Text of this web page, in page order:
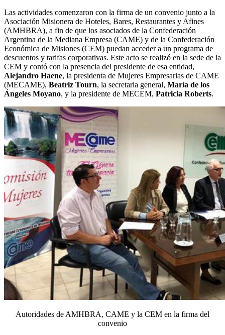
Las actividades comenzaron con la firma de un convenio junto a la
Asociación Misionera de Hoteles, Bares, Restaurantes y Afines
(AMHBRA), a fin de que los asociados de la Confederación
Argentina de la Mediana Empresa (CAME) y de la Confederación
Económica de Misiones (CEM) puedan acceder a un programa de
descuentos y tarifas corporativas. Este acto se realizó en la sede de la
CEM y contó con la presencia del presidente de esa entidad,
Alejandro Haene, la presidenta de Mujeres Empresarias de CAME
(MECAME), Beatriz Tourn, la secretaria general, María de los
Ángeles Moyano, y la presidente de MECEM, Patricia Roberts.
Autoridades de AMHBRA, CAME y la CEM en la firma del
convenio